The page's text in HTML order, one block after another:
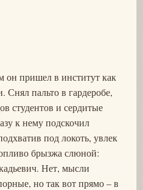
пришел в институт как
Снял пальто в гардеробе,
студентов и сердитые
к нему подскочил
под локоть, увлек
брызжа слюной:
Нет, мысли
но так вот прямо – в